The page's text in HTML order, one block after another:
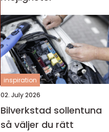
inspiration
02. July 2026
Bilverkstad sollentuna
så väljer du rätt